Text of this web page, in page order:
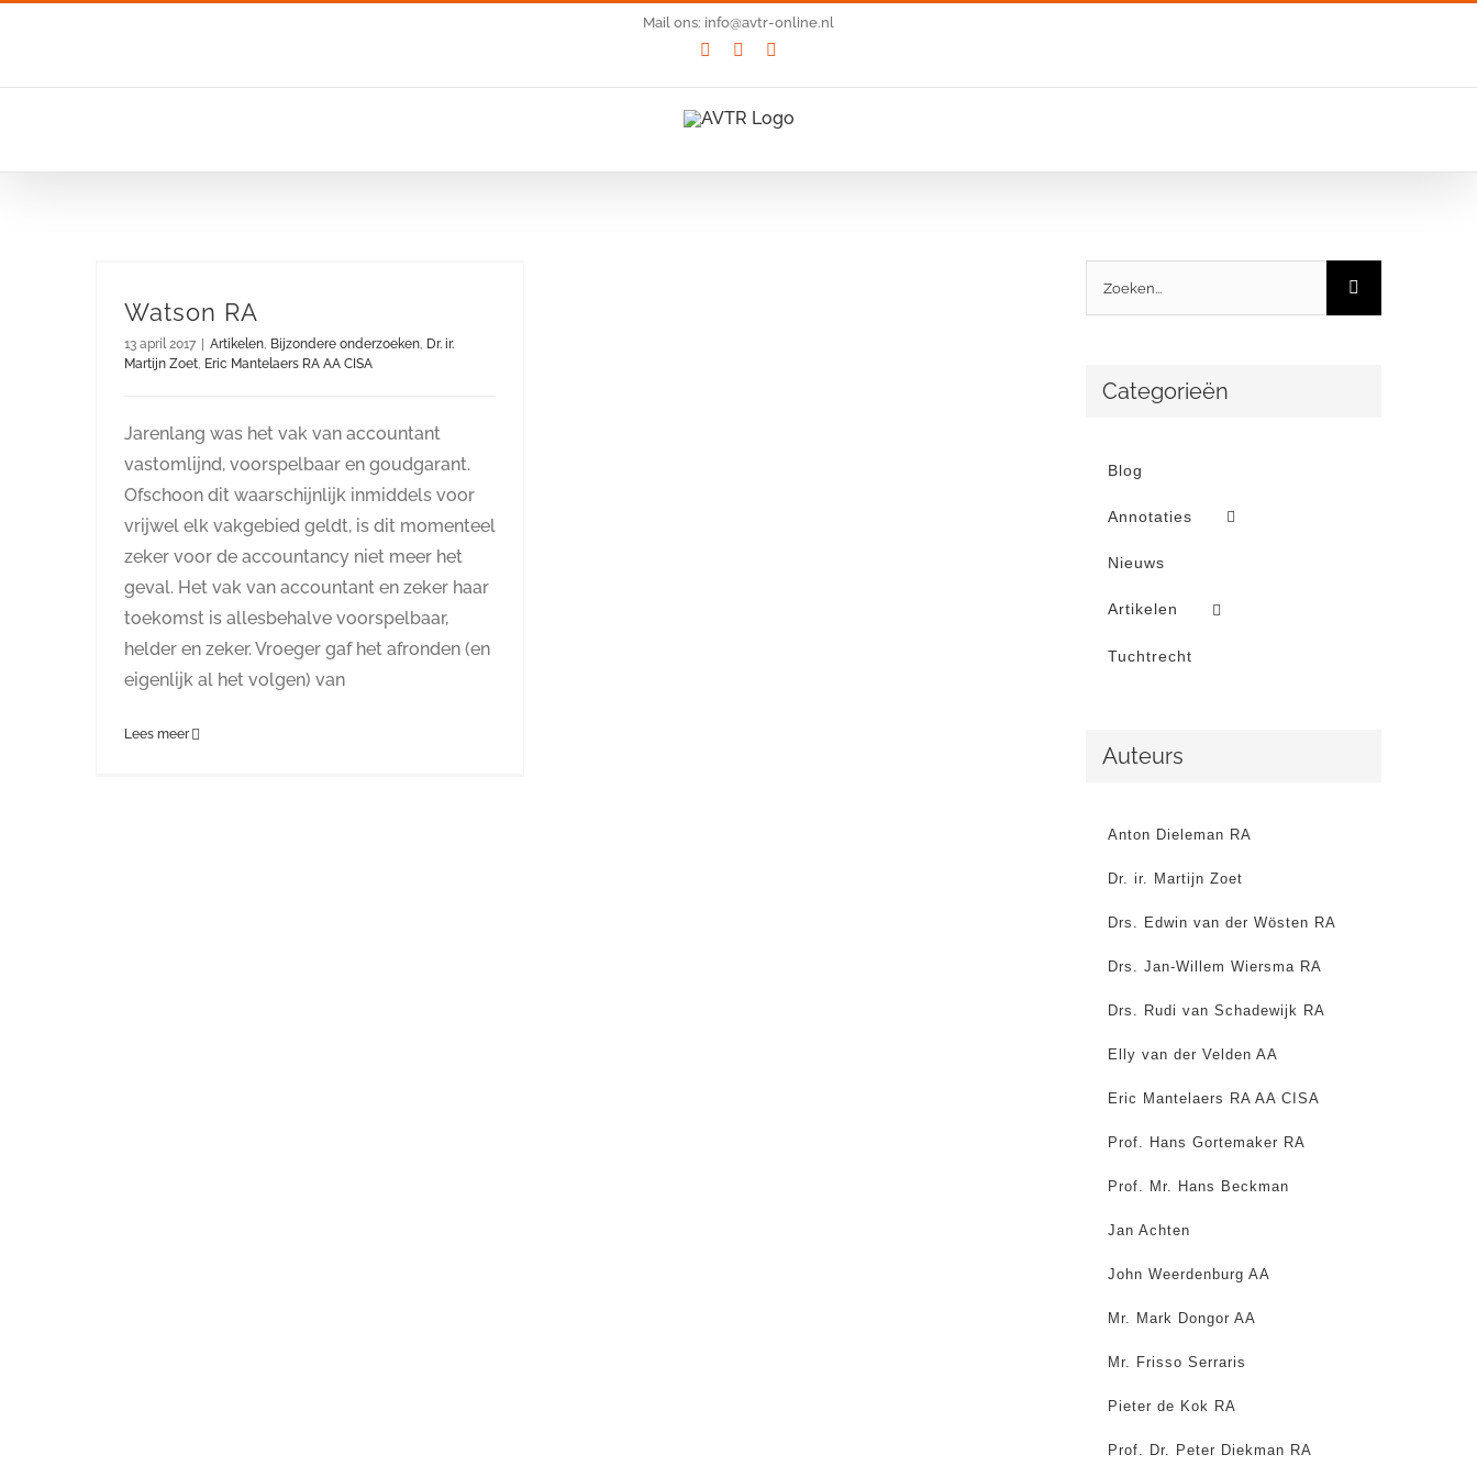
Mail ons: info@avtr-online.nl
YouTubeLinkedIn
Watson RA
13 april 2017 Artikelen, Bijzondere onderzoeken, Dr. ir.
Martijn Zoet, Eric Mantelaers RA AA CISA
Jarenlang was het vak van accountant
vastomlijnd, voorspelbaar en goudgarant.
Ofschoon dit waarschijnlijk inmiddels voor
vrij­wel elk vakgebied geldt, is dit momenteel
zeker voor de accoun­tancy niet meer het
geval. Het vak van accountant en zeker haar
toekomst is allesbehalve voorspelbaar,
helder en zeker. Vroeger gaf het afronden (en
eigenlijk al het volgen) van
Lees meer
Categorieën
Blog
Annotaties
Nieuws
Artikelen
Tuchtrecht
Auteurs
Anton Dieleman RA
Dr. ir. Martijn Zoet
Drs. Edwin van der Wösten RA
Drs. Jan-Willem Wiersma RA
Drs. Rudi van Schadewijk RA
Elly van der Velden AA
Eric Mantelaers RA AA CISA
Prof. Hans Gortemaker RA
Prof. Mr. Hans Beckman
Jan Achten
John Weerdenburg AA
Mr. Mark Dongor AA
Mr. Frisso Serraris
Pieter de Kok RA
Prof. Dr. Peter Diekman RA